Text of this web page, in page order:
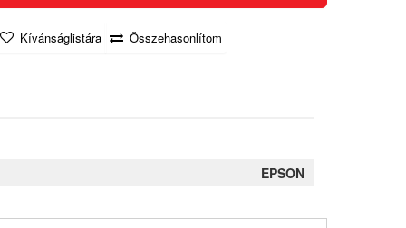
Kívánságlistára Összehasonlítom
EPSON